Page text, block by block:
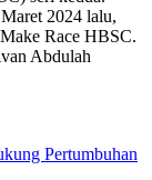
2024 lalu,
Race HBSC.
Abdulah
Pertumbuhan